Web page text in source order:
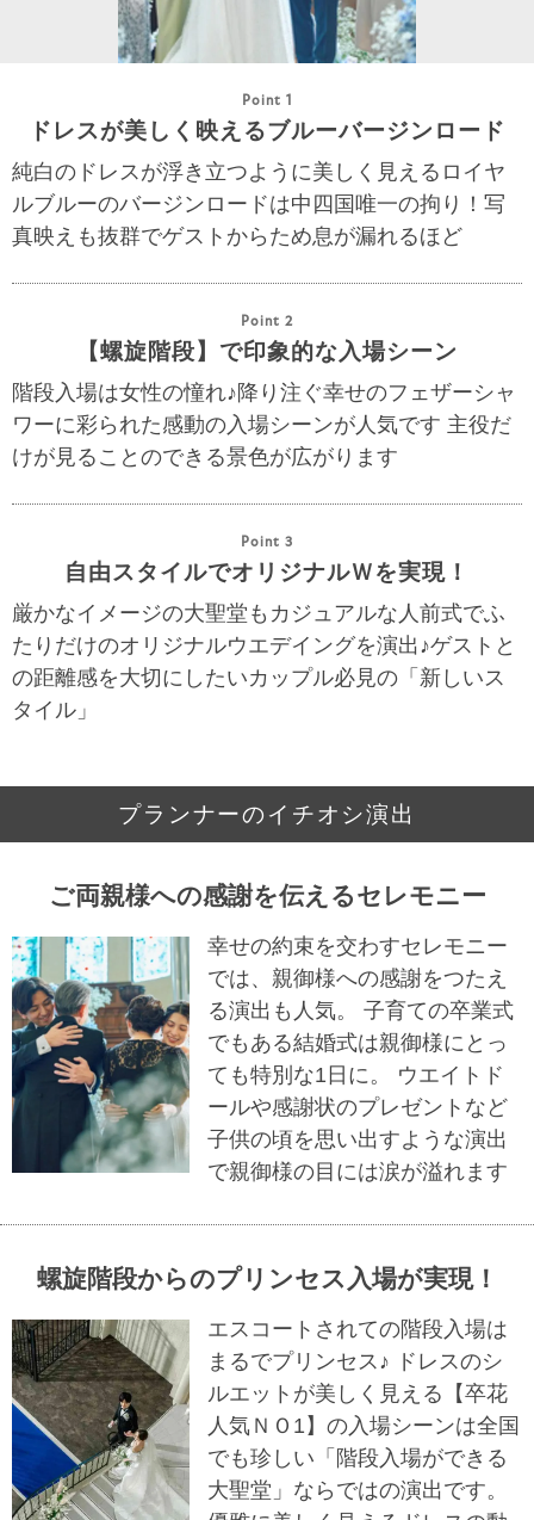
Point 1
ドレスが美しく映えるブルーバージンロード
純白のドレスが浮き立つように美しく見えるロイヤ
ルブルーのバージンロードは中四国唯一の拘り！写
真映えも抜群でゲストからため息が漏れるほど
Point 2
【螺旋階段】で印象的な入場シーン
階段入場は女性の憧れ♪降り注ぐ幸せのフェザーシャ
ワーに彩られた感動の入場シーンが人気です 主役だ
けが見ることのできる景色が広がります
Point 3
自由スタイルでオリジナルＷを実現！
厳かなイメージの大聖堂もカジュアルな人前式でふ
たりだけのオリジナルウエデイングを演出♪ゲストと
の距離感を大切にしたいカップル必見の「新しいス
タイル」
プランナーのイチオシ演出
ご両親様への感謝を伝えるセレモニー
幸せの約束を交わすセレモニー
では、親御様への感謝をつたえ
る演出も人気。 子育ての卒業式
でもある結婚式は親御様にとっ
ても特別な1日に。 ウエイトド
ールや感謝状のプレゼントなど
子供の頃を思い出すような演出
で親御様の目には涙が溢れます
螺旋階段からのプリンセス入場が実現！
エスコートされての階段入場は
まるでプリンセス♪ ドレスのシ
ルエットが美しく見える【卒花
人気ＮＯ1】の入場シーンは全国
でも珍しい「階段入場ができる
大聖堂」ならではの演出です。